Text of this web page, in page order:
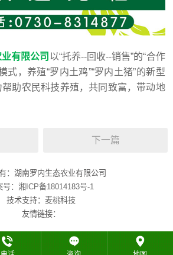
有限公司 以“托养--回收--销售”的“合作
式，养殖“罗内土鸡”“罗内土猪”的新型
助农民科技养殖，共同致富，带动地
下一篇
：湖南罗内生态农业有限公司
： 湘ICP备18014183号-1
技术支持： 麦桃科技
友情链接：